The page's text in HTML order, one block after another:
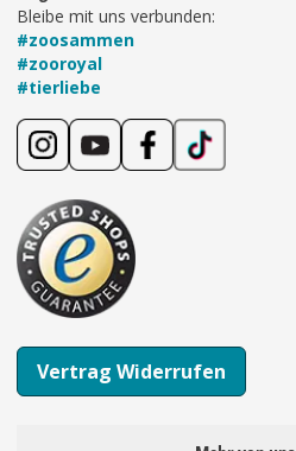
Bleibe mit uns verbunden:
#zoosammen
#zooroyal
#tierliebe
Vertrag Widerrufen